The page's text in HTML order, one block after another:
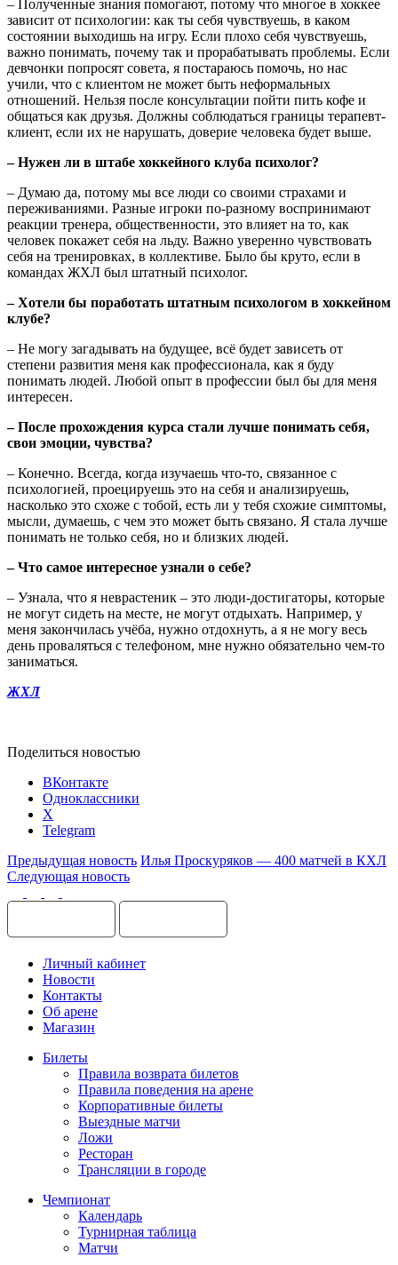
– Полученные знания помогают, потому что многое в хоккее
зависит от психологии: как ты себя чувствуешь, в каком
состоянии выходишь на игру. Если плохо себя чувствуешь,
важно понимать, почему так и прорабатывать проблемы. Если
девчонки попросят совета, я постараюсь помочь, но нас
учили, что с клиентом не может быть неформальных
отношений. Нельзя после консультации пойти пить кофе и
общаться как друзья. Должны соблюдаться границы терапевт-
клиент, если их не нарушать, доверие человека будет выше.
– Нужен ли в штабе хоккейного клуба психолог?
– Думаю да, потому мы все люди со своими страхами и
переживаниями. Разные игроки по-разному воспринимают
реакции тренера, общественности, это влияет на то, как
человек покажет себя на льду. Важно уверенно чувствовать
себя на тренировках, в коллективе. Было бы круто, если в
командах ЖХЛ был штатный психолог.
– Хотели бы поработать штатным психологом в хоккейном
клубе?
– Не могу загадывать на будущее, всё будет зависеть от
степени развития меня как профессионала, как я буду
понимать людей. Любой опыт в профессии был бы для меня
интересен.
– После прохождения курса стали лучше понимать себя,
свои эмоции, чувства?
– Конечно. Всегда, когда изучаешь что-то, связанное с
психологией, проецируешь это на себя и анализируешь,
насколько это схоже с тобой, есть ли у тебя схожие симптомы,
мысли, думаешь, с чем это может быть связано. Я стала лучше
понимать не только себя, но и близких людей.
– Что самое интересное узнали о себе?
– Узнала, что я неврастеник – это люди-достигаторы, которые
не могут сидеть на месте, не могут отдыхать. Например, у
меня закончилась учёба, нужно отдохнуть, а я не могу весь
день проваляться с телефоном, мне нужно обязательно чем-то
заниматься.
ЖХЛ
Поделиться новостью
ВКонтакте
Одноклассники
X
Telegram
Предыдущая новость Илья Проскуряков — 400 матчей в КХЛ
Следующая новость
Личный кабинет
Новости
Контакты
Об арене
Магазин
Билеты
Правила возврата билетов
Правила поведения на арене
Корпоративные билеты
Выездные матчи
Ложи
Ресторан
Трансляции в городе
Чемпионат
Календарь
Турнирная таблица
Матчи